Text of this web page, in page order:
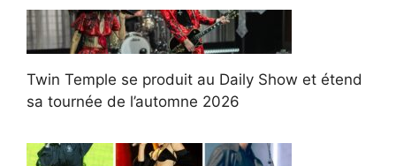
Twin Temple se produit au Daily Show et étend
sa tournée de l’automne 2026